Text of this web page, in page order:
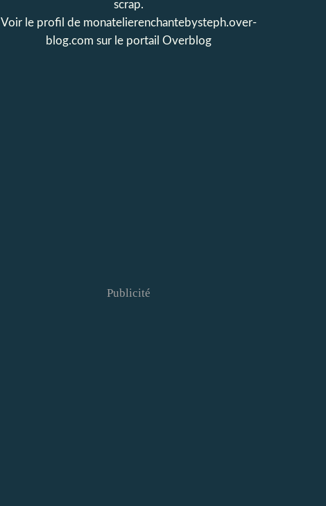
scrap.
Voir le profil de monatelierenchantebysteph.over-
blog.com sur le portail Overblog
Publicité